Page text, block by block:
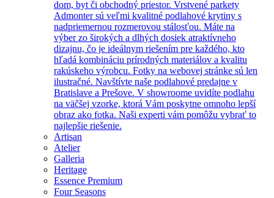
dom, byt či obchodný priestor. Vrstvené parkety
Admonter sú veľmi kvalitné podlahové krytiny s
nadpriemernou rozmerovou stálosťou. Máte na
výber zo širokých a dlhých dosiek atraktívneho
dizajnu, čo je ideálnym riešením pre každého, kto
hľadá kombináciu prírodných materiálov a kvalitu
rakúskeho výrobcu. Fotky na webovej stránke sú len
ilustračné. Navštívte naše podlahové predajne v
Bratislave a Prešove. V showroome uvidíte podlahu
na väčšej vzorke, ktorá Vám poskytne omnoho lepší
obraz ako fotka. Naši experti vám pomôžu vybrať to
najlepšie riešenie.
Artisan
Atelier
Galleria
Heritage
Essence Premium
Four Seasons